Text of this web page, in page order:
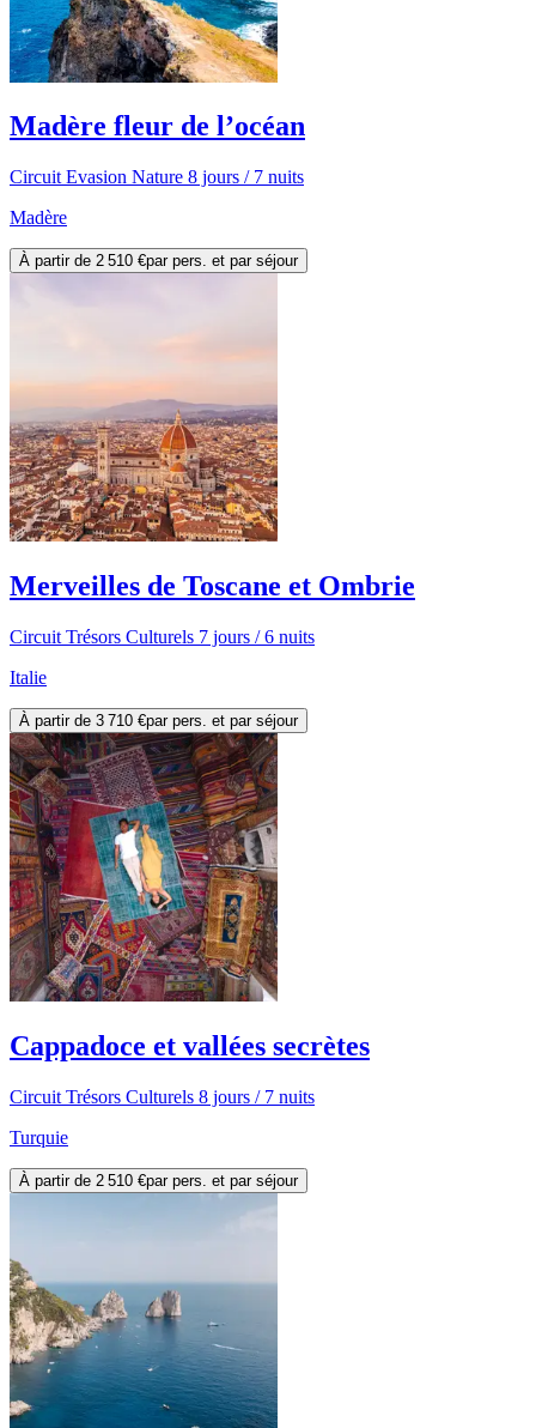
Madère fleur de l’océan
Circuit Evasion Nature 8 jours / 7 nuits
Madère
À partir de 2 510 €par pers. et par séjour
Merveilles de Toscane et Ombrie
Circuit Trésors Culturels 7 jours / 6 nuits
Italie
À partir de 3 710 €par pers. et par séjour
Cappadoce et vallées secrètes
Circuit Trésors Culturels 8 jours / 7 nuits
Turquie
À partir de 2 510 €par pers. et par séjour